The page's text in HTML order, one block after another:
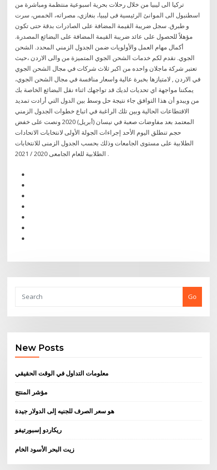
تركيا الى ليبيا من خلال رحلات بحرية اسبوعية منتظمة ومباشرة من
اسطنبول الى الموانئ الرئيسية فى ليبيا، بنغازي، مصراته، الخمس، سرت
و طبرق. سجل ضريبة القيمة المضافة على الصادرات بدقة حتى تكون
مؤهلاً للحصول على عائد ضريبة القيمة المضافة على البضائع المصدرة.
أكمال مهام العمل والأولويات ضمن الجدول الزمني المحدد. الشحن
الجوي. نقدم لكم خدمات الشحن الجوي المتميزة من والى الاردن ،حيث
تعتبر شركة ماجلان واحده من اكبر ثلاث شركات في مجال الشحن الجوي
في الاردن , لامتيازها بخبرة عالية واسعار منافسة في مجال الشحن الجوي،
يمكننا مواجهة اي تحديات لديك قد تواجهك اثناء نقل البضائع الخاصة بك
من ويبدو أن هذا التوافق جاء نتيجة حل وسط بين الدول التي أرادت تمديد
الاقتطاعات الحالية وبين تلك الراغبة في اتباع خطوات الجدول الزمني
المعتمد بعد مفاوضات صعبة في نيسان (أبريل) 2020 ونصت على خفض
حجم تنطلق اليوم الأحد إجراءات الجولة الأولى لانتخابات الاتحادات
الطلابية على مستوى الجامعات وذلك بحسب الجدول الزمنى للانتخابات
الطلابية للعام الجامعى 2020 / 2021 .
Go
New Posts
معلومات التداول في الوقت الحقيقي
مؤشر المنتج
هو سعر الصرف للجنيه إلى الدولار جيدة
ريكاردو إسبورتيفو
زيت البحر الأسود الخام